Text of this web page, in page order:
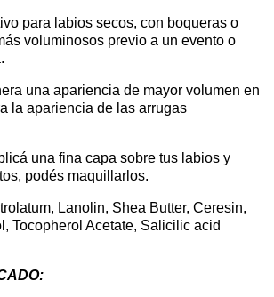
para labios secos, con boqueras o
voluminosos previo a un evento o
una apariencia de mayor volumen en
la apariencia de las arrugas
una fina capa sobre tus labios y
podés maquillarlos.
Lanolin, Shea Butter, Ceresin,
Tocopherol Acetate, Salicilic acid